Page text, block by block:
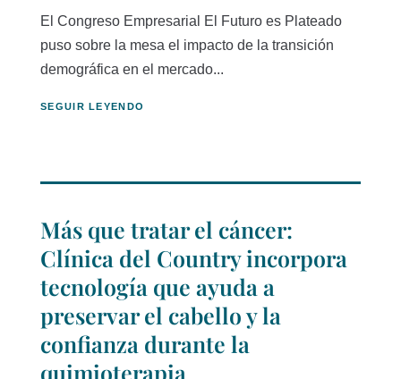
El Congreso Empresarial El Futuro es Plateado
puso sobre la mesa el impacto de la transición
demográfica en el mercado...
SEGUIR LEYENDO
Más que tratar el cáncer:
Clínica del Country incorpora
tecnología que ayuda a
preservar el cabello y la
confianza durante la
quimioterapia